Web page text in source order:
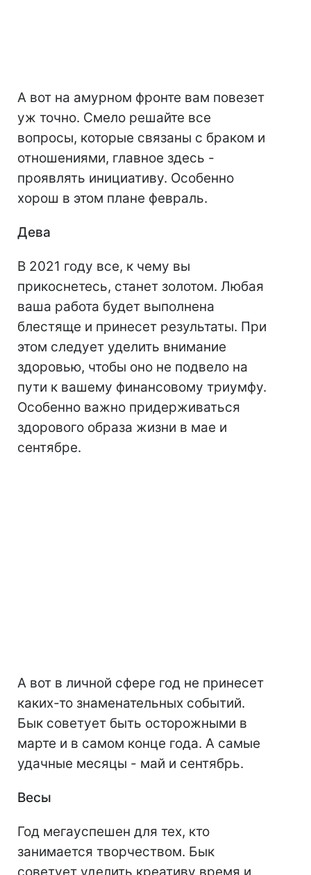
А вот на амурном фронте вам повезет
уж точно. Смело решайте все
вопросы, которые связаны с браком и
отношениями, главное здесь -
проявлять инициативу. Особенно
хорош в этом плане февраль.
Дева
В 2021 году все, к чему вы
прикоснетесь, станет золотом. Любая
ваша работа будет выполнена
блестяще и принесет результаты. При
этом следует уделить внимание
здоровью, чтобы оно не подвело на
пути к вашему финансовому триумфу.
Особенно важно придерживаться
здорового образа жизни в мае и
сентябре.
А вот в личной сфере год не принесет
каких-то знаменательных событий.
Бык советует быть осторожными в
марте и в самом конце года. А самые
удачные месяцы - май и сентябрь.
Весы
Год мегауспешен для тех, кто
занимается творчеством. Бык